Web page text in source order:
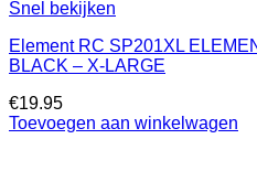
Snel bekijken
Element RC SP201XL
BLACK – X-LARGE
€19.95
Toevoegen aan winkelwagen